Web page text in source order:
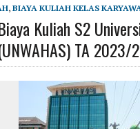
, BIAYA KULIAH KELAS
Kuliah S2
TA 2023/